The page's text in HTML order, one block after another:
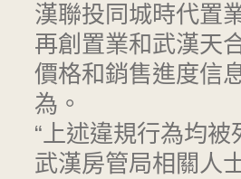
漢聯投同城時代置
再創置業和武漢天
價格和銷售進度信
為。
“上述違規行為均
武漢房管局相關人